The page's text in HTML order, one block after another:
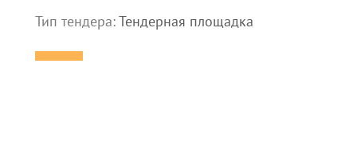
Тип тендера:Тендерная площадка